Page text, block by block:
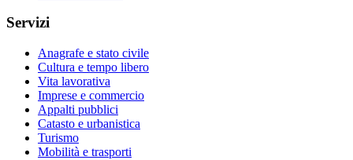
Servizi
Anagrafe e stato civile
Cultura e tempo libero
Vita lavorativa
Imprese e commercio
Appalti pubblici
Catasto e urbanistica
Turismo
Mobilità e trasporti